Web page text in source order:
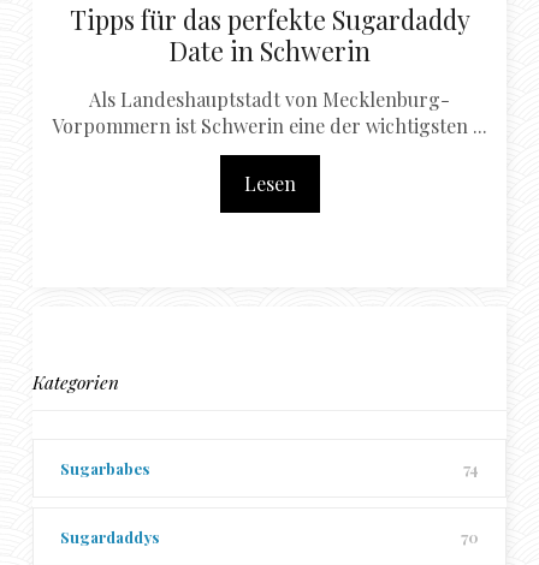
Tipps für das perfekte Sugardaddy
Date in Schwerin
Als Landeshauptstadt von Mecklenburg-
Vorpommern ist Schwerin eine der wichtigsten ...
Lesen
Kategorien
Sugarbabes 74
Sugardaddys 70